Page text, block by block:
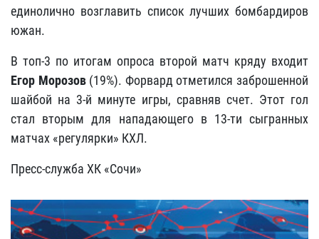
единолично возглавить список лучших бомбардиров
южан.
В топ-3 по итогам опроса второй матч кряду входит
Егор Морозов(19%). Форвард отметился заброшенной
шайбой на 3-й минуте игры, сравняв счет. Этот гол
стал вторым для нападающего в 13-ти сыгранных
матчах «регулярки» КХЛ.
Пресс-служба ХК «Сочи»